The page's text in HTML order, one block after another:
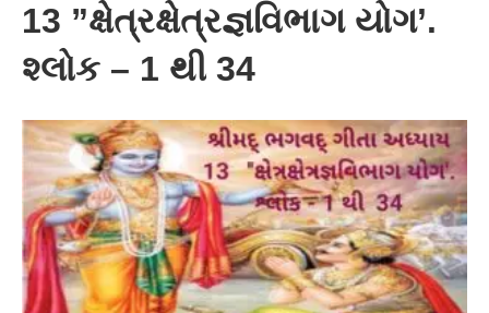
13 ”ક્ષેત્રક્ષેત્રજ્ઞવિભાગ યોગ’.
શ્લોક – 1 થી 34